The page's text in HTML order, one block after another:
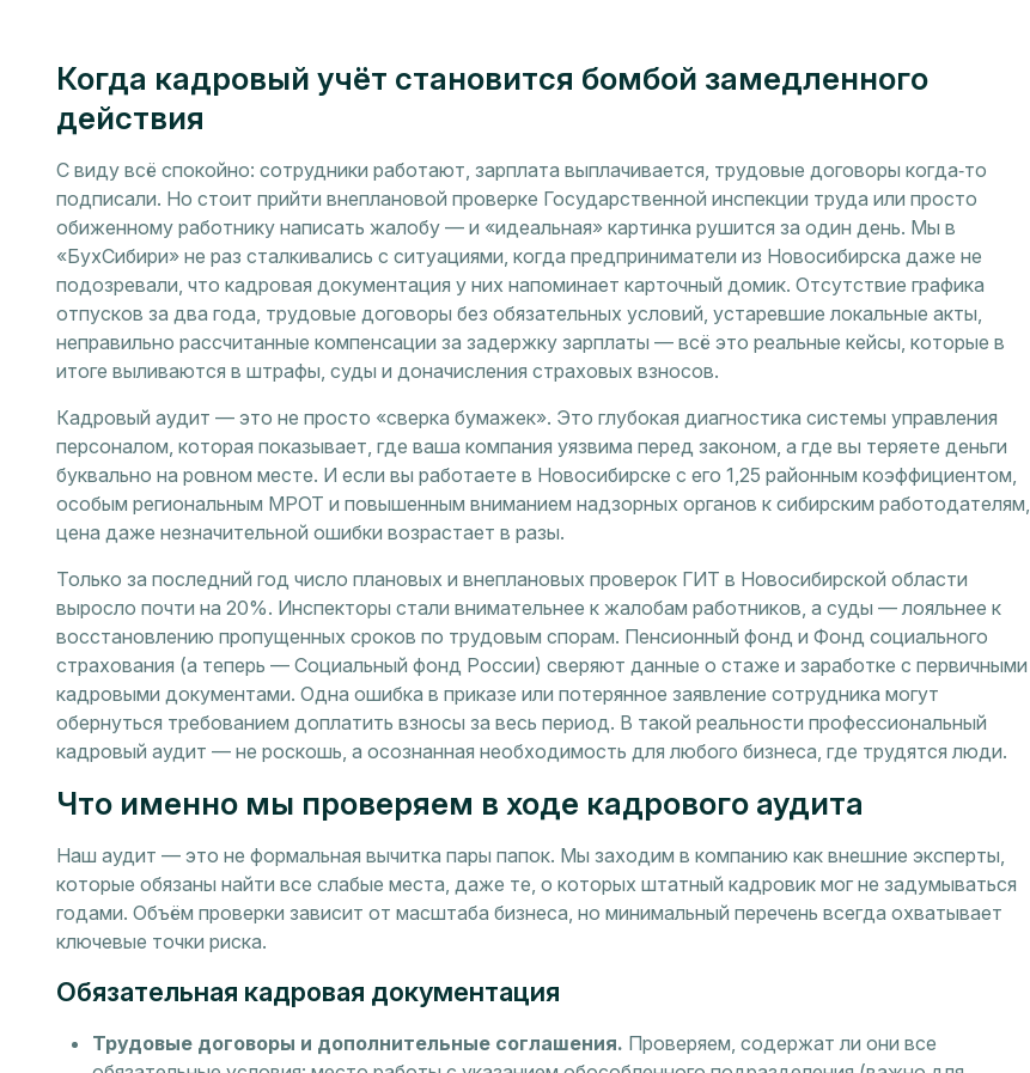
Когда кадровый учёт становится бомбой замедленного
действия
С виду всё спокойно: сотрудники работают, зарплата выплачивается, трудовые договоры когда‑то
подписали. Но стоит прийти внеплановой проверке Государственной инспекции труда или просто
обиженному работнику написать жалобу — и «идеальная» картинка рушится за один день. Мы в
«БухСибири» не раз сталкивались с ситуациями, когда предприниматели из Новосибирска даже не
подозревали, что кадровая документация у них напоминает карточный домик. Отсутствие графика
отпусков за два года, трудовые договоры без обязательных условий, устаревшие локальные акты,
неправильно рассчитанные компенсации за задержку зарплаты — всё это реальные кейсы, которые в
итоге выливаются в штрафы, суды и доначисления страховых взносов.
Кадровый аудит — это не просто «сверка бумажек». Это глубокая диагностика системы управления
персоналом, которая показывает, где ваша компания уязвима перед законом, а где вы теряете деньги
буквально на ровном месте. И если вы работаете в Новосибирске с его 1,25 районным коэффициентом,
особым региональным МРОТ и повышенным вниманием надзорных органов к сибирским работодателям,
цена даже незначительной ошибки возрастает в разы.
Только за последний год число плановых и внеплановых проверок ГИТ в Новосибирской области
выросло почти на 20%. Инспекторы стали внимательнее к жалобам работников, а суды — лояльнее к
восстановлению пропущенных сроков по трудовым спорам. Пенсионный фонд и Фонд социального
страхования (а теперь — Социальный фонд России) сверяют данные о стаже и заработке с первичными
кадровыми документами. Одна ошибка в приказе или потерянное заявление сотрудника могут
обернуться требованием доплатить взносы за весь период. В такой реальности профессиональный
кадровый аудит — не роскошь, а осознанная необходимость для любого бизнеса, где трудятся люди.
Что именно мы проверяем в ходе кадрового аудита
Наш аудит — это не формальная вычитка пары папок. Мы заходим в компанию как внешние эксперты,
которые обязаны найти все слабые места, даже те, о которых штатный кадровик мог не задумываться
годами. Объём проверки зависит от масштаба бизнеса, но минимальный перечень всегда охватывает
ключевые точки риска.
Обязательная кадровая документация
Трудовые договоры и дополнительные соглашения. Проверяем, содержат ли они все